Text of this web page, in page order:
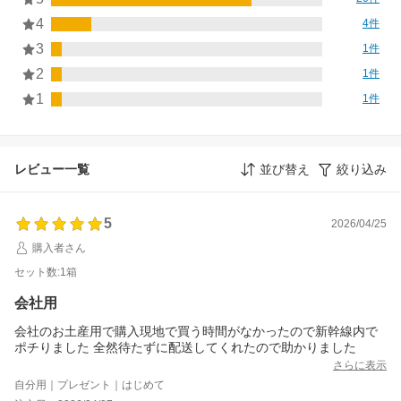
4 4件
3 1件
2 1件
1 1件
レビュー一覧 並び替え 絞り込み
5
2026/04/25
購入者さん
セット数:1箱
会社用
会社のお土産用で購入現地で買う時間がなかったので新幹線内で
ポチりました 全然待たずに配送してくれたので助かりました
さらに表示
自分用｜プレゼント｜はじめて